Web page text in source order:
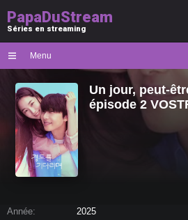
PapaDuStream
Séries en streaming
Menu
Un jour, peut-
épisode 2
Année:
2025